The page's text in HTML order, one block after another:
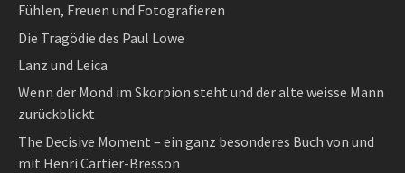
Fühlen, Freuen und Fotografieren
Die Tragödie des Paul Lowe
Lanz und Leica
Wenn der Mond im Skorpion steht und der alte weisse Mann
zurückblickt
The Decisive Moment – ein ganz besonderes Buch von und
mit Henri Cartier-Bresson